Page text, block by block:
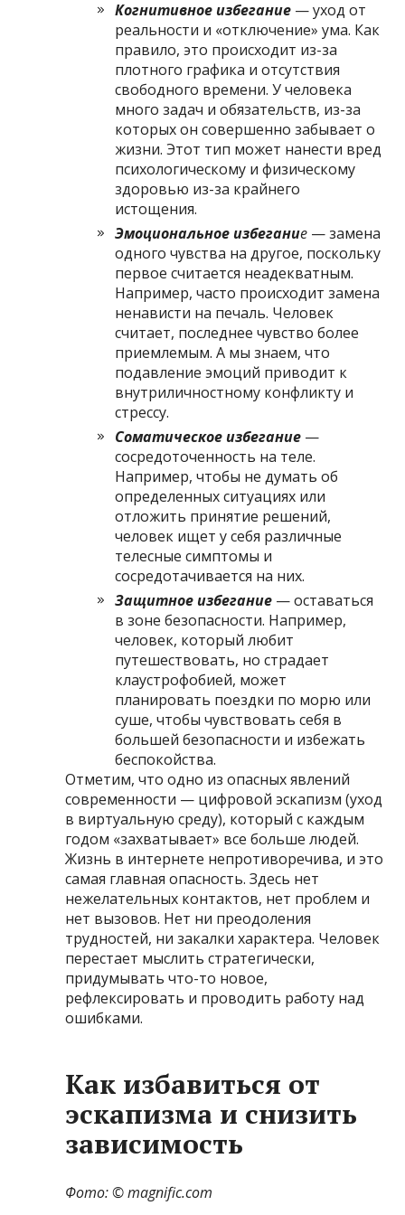
Когнитивное избегание — уход от
реальности и «отключение» ума. Как
правило, это происходит из-за
плотного графика и отсутствия
свободного времени. У человека
много задач и обязательств, из-за
которых он совершенно забывает о
жизни. Этот тип может нанести вред
психологическому и физическому
здоровью из-за крайнего
истощения.
Эмоциональное избегание — замена
одного чувства на другое, поскольку
первое считается неадекватным.
Например, часто происходит замена
ненависти на печаль. Человек
считает, последнее чувство более
приемлемым. А мы знаем, что
подавление эмоций приводит к
внутриличностному конфликту и
стрессу.
Соматическое избегание —
сосредоточенность на теле.
Например, чтобы не думать об
определенных ситуациях или
отложить принятие решений,
человек ищет у себя различные
телесные симптомы и
сосредотачивается на них.
Защитное избегание — оставаться
в зоне безопасности. Например,
человек, который любит
путешествовать, но страдает
клаустрофобией, может
планировать поездки по морю или
суше, чтобы чувствовать себя в
большей безопасности и избежать
беспокойства.
Отметим, что одно из опасных явлений
современности — цифровой эскапизм (уход
в виртуальную среду), который с каждым
годом «захватывает» все больше людей.
Жизнь в интернете непротиворечива, и это
самая главная опасность. Здесь нет
нежелательных контактов, нет проблем и
нет вызовов. Нет ни преодоления
трудностей, ни закалки характера. Человек
перестает мыслить стратегически,
придумывать что-то новое,
рефлексировать и проводить работу над
ошибками.
Как избавиться от
эскапизма и снизить
зависимость
Фото: © magnific.com